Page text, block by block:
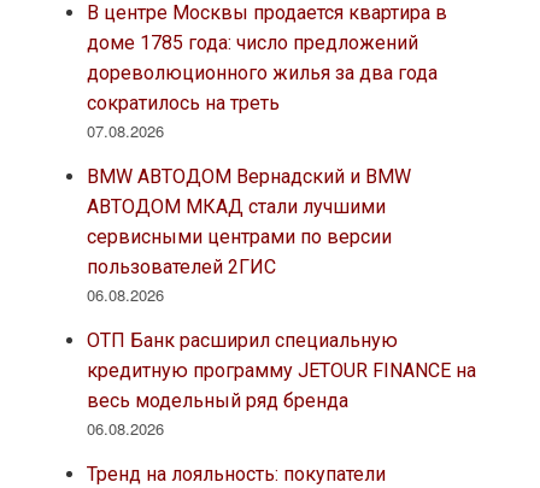
В центре Москвы продается квартира в
доме 1785 года: число предложений
дореволюционного жилья за два года
сократилось на треть
07.08.2026
BMW АВТОДОМ Вернадский и BMW
АВТОДОМ МКАД стали лучшими
сервисными центрами по версии
пользователей 2ГИС
06.08.2026
ОТП Банк расширил специальную
кредитную программу JETOUR FINANCE на
весь модельный ряд бренда
06.08.2026
Тренд на лояльность: покупатели